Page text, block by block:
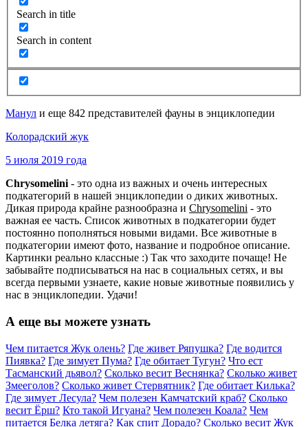
Search in title
Search in content
Манул и еще 842 представителей фауны в энциклопедии
Колорадский жук
5 июля 2019 года
Chrysomelini - это одна из важных и очень интересных
подкатегорий в нашей энциклопедии о диких животных.
Дикая природа крайне разнообразна и Chrysomelini - это
важная ее часть. Список животных в подкатегории будет
постоянно пополняться новыми видами. Все животные в
подкатегории имеют фото, название и подробное описание.
Картинки реально классные :) Так что заходите почаще! Не
забывайте подписываться на нас в социальных сетях, и вы
всегда первыми узнаете, какие новые животные появились у
нас в энциклопедии. Удачи!
А еще вы можете узнать
Чем питается Жук олень? Где живет Ряпушка? Где водится
Пиявка? Где зимует Пума? Где обитает Тугун? Что ест
Тасманский дьявол? Сколько весит Веснянка? Сколько живет
Змееголов? Сколько живет Стервятник? Где обитает Килька?
Где зимует Лесула? Чем полезен Камчатский краб? Сколько
весит Ёрш? Кто такой Игуана? Чем полезен Коала? Чем
питается Белка летяга? Как спит Дорадо? Сколько весит Жук